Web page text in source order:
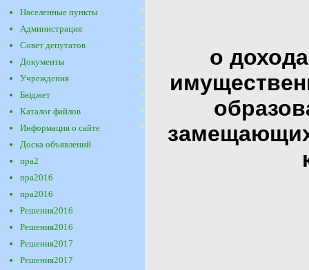
Населенные пункты
Администрация
Совет депутатов
Документы
Учреждения
Бюджет
Каталог файлов
Информация о сайте
Доска объявлений
npa2
npa2016
npa2016
Решения2016
Решения2016
Решения2017
Решения2017
о